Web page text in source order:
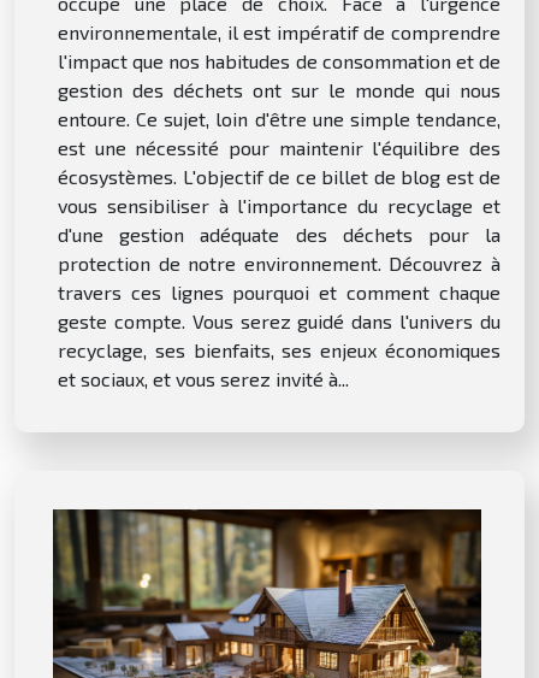
environnementale, il est impératif de comprendre
l'impact que nos habitudes de consommation et de
gestion des déchets ont sur le monde qui nous
entoure. Ce sujet, loin d'être une simple tendance,
est une nécessité pour maintenir l'équilibre des
écosystèmes. L'objectif de ce billet de blog est de
vous sensibiliser à l'importance du recyclage et
d'une gestion adéquate des déchets pour la
protection de notre environnement. Découvrez à
travers ces lignes pourquoi et comment chaque
geste compte. Vous serez guidé dans l'univers du
recyclage, ses bienfaits, ses enjeux économiques
et sociaux, et vous serez invité à...